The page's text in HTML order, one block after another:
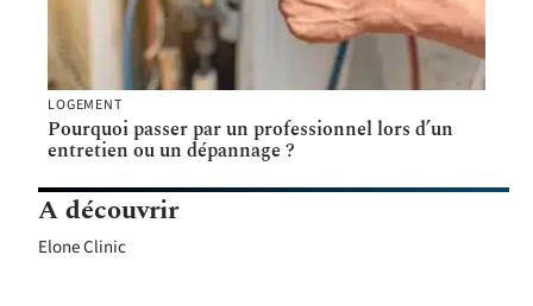
LOGEMENT
Pourquoi passer par un professionnel lors d’un
entretien ou un dépannage ?
A découvrir
Elone Clinic